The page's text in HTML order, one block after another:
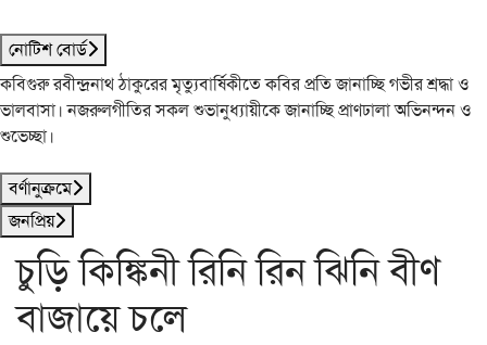
নোটিশ বোর্ড
কবিগুরু রবীন্দ্রনাথ ঠাকুরের মৃত্যুবার্ষিকীতে কবির প্রতি জানাচ্ছি গভীর শ্রদ্ধা ও
ভালবাসা। নজরুলগীতির সকল শুভানুধ্যায়ীকে জানাচ্ছি প্রাণঢালা অভিনন্দন ও
শুভেচ্ছা।
বর্ণানুক্রমে
জনপ্রিয়
চুড়ি কিঙ্কিনী রিনি রিন ঝিনি বীণ
বাজায়ে চলে